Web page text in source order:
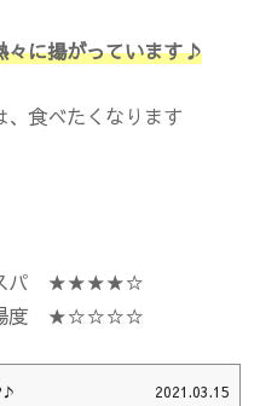
々に揚がっています♪
食べたくなります
パ ★★★★☆
度 ★☆☆☆☆
2021.03.15